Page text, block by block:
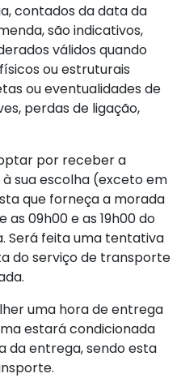
contados da data da
são indicativos,
válidos quando
ou estruturais
ou eventualidades de
perdas de ligação,
por receber a
sua escolha (exceto em
que forneça a morada
09h00 e as 19h00 do
Será feita uma tentativa
do serviço de transporte
uma hora de entrega
estará condicionada
da entrega, sendo esta